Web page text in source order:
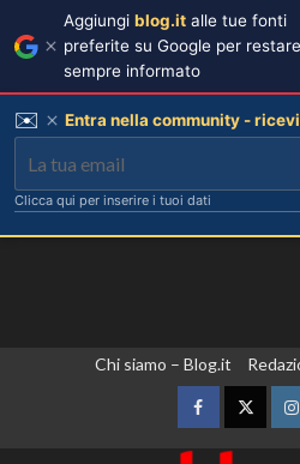
Chi siamo – Blog.it
FacebookTwitter
Aggiungi blog.it alle tue fonti
preferite su Google per restare
sempre informato
✉️ Entra nella community -
Clicca qui per inserire i tuoi dati